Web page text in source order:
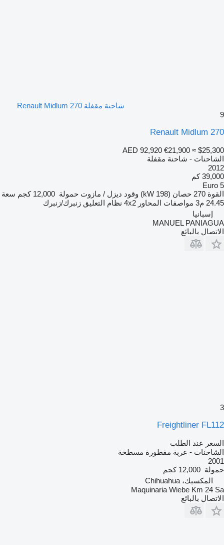
شاحنة مقفلة Renault Midlum 270
9
Renault Midlum 270
AED 92,920 €21,900 ≈ $25,300
الشاحنات - شاحنة مقفلة
2012
39,000 كم
Euro 5
القوة 270 حصان (198 kW) وقود ديزل / مازوت حمولة 12,000 كجم
سعة
24.45 م3
مواصفات المحاور 4x2 نظام التعليق زنبرك/زنبرك
إسبانيا
MANUEL PANIAGUA
الاتصال بالبائع
3
Freightliner FL112
السعر عند الطلب
الشاحنات - عربة مقطورة مسطحة
2001
حمولة 12,000 كجم
المكسيك، Chihuahua
Maquinaria Wiebe Km 24 Sa
الاتصال بالبائع